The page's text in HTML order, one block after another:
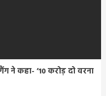
ने कहा- ’10 करोड़ दो वरना